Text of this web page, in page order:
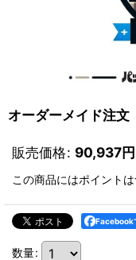
オーダーメイド注文
販売価格: 90,937円
この商品にはポイントは
Facebook
数量: